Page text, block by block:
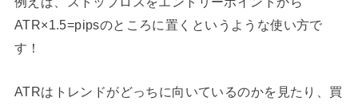
ATR×1.5=pipsのところに置くというような使い方で
す！
ATRはトレンドがどっちに向いているのかを見たり、買